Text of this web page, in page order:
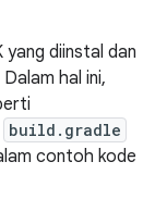
yang diinstal dan
hal ini,
build.gradle
contoh kode